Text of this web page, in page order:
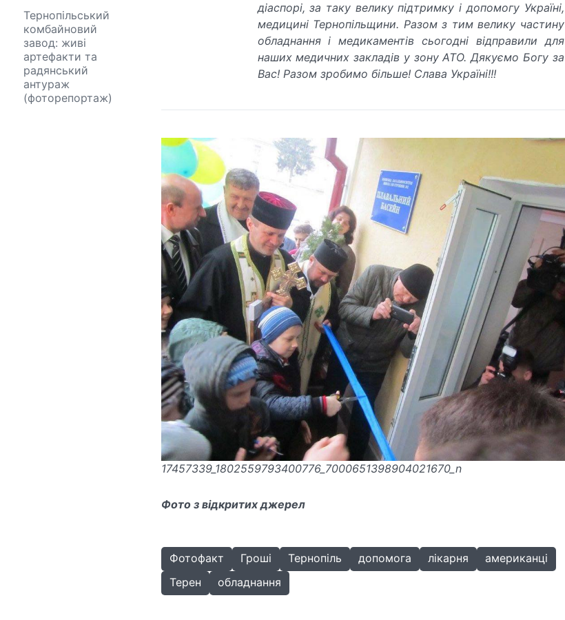
Тернопільський
комбайновий
завод: живі
артефакти та
радянський
антураж
(фоторепортаж)
діаспорі, за таку велику підтримку і допомогу Україні,
медицині Тернопільщини. Разом з тим велику частину
обладнання і медикаментів сьогодні відправили для
наших медичних закладів у зону АТО. Дякуємо Богу за
Вас! Разом зробимо більше! Слава Україні!!!
17457339_1802559793400776_7000651398904021670_n
Фото з відкритих джерел
Фотофакт Гроші Тернопіль допомога лікарня
американці
Терен
обладнання